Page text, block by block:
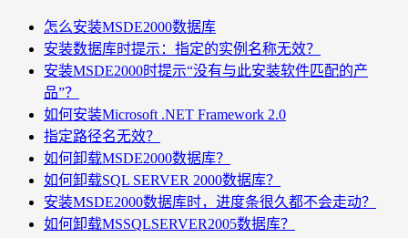
怎么安装MSDE2000数据库
安装数据库时提示：指定的实例名称无效？
安装MSDE2000时提示“没有与此安装软件匹配的产
品”？
如何安装Microsoft .NET Framework 2.0
指定路径名无效？
如何卸载MSDE2000数据库？
如何卸载SQL SERVER 2000数据库？
安装MSDE2000数据库时，进度条很久都不会走动？
如何卸载MSSQLSERVER2005数据库？